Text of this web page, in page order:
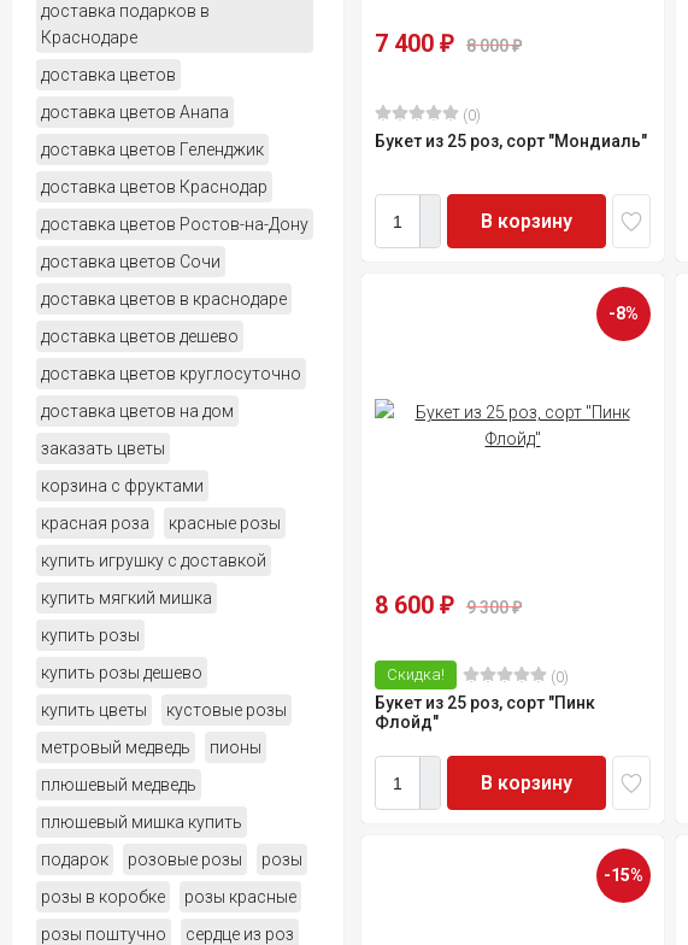
доставка подарков в
Краснодаре
доставка цветов
доставка цветов Анапа
доставка цветов Геленджик
доставка цветов Краснодар
доставка цветов Ростов-на-Дону
доставка цветов Сочи
доставка цветов в краснодаре
доставка цветов дешево
доставка цветов круглосуточно
доставка цветов на дом
заказать цветы
корзина с фруктами
красная роза
красные розы
купить игрушку с доставкой
купить мягкий мишка
купить розы
купить розы дешево
купить цветы
кустовые розы
метровый медведь
пионы
плюшевый медведь
плюшевый мишка купить
подарок
розовые розы
розы
розы в коробке
розы красные
розы поштучно
сердце из роз
7 400 ₽ 8 000₽
(0)
Букет из 25 роз, сорт "Мондиаль"
В корзину
-8%
8 600 ₽ 9 300₽
Скидка! (0)
Букет из 25 роз, сорт "Пинк
Флойд"
В корзину
-15%